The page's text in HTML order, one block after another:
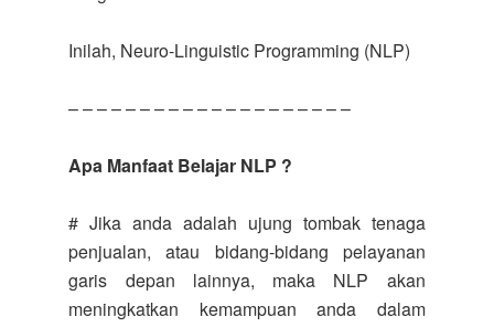
Inilah, Neuro-Linguistic Programming (NLP)
– – – – – – – – – – – – – – – – – – – –
Apa Manfaat Belajar NLP ?
# Jika anda adalah ujung tombak tenaga
penjualan, atau bidang-bidang pelayanan
garis depan lainnya, maka NLP akan
meningkatkan kemampuan anda dalam